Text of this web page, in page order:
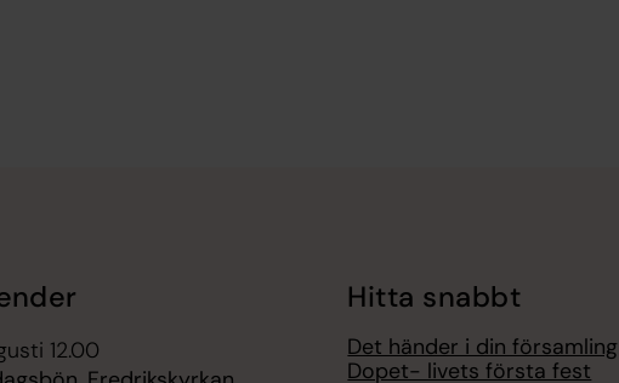
12.00
Hitta snabbt
Det händer i din församling
Dopet- livets första fest